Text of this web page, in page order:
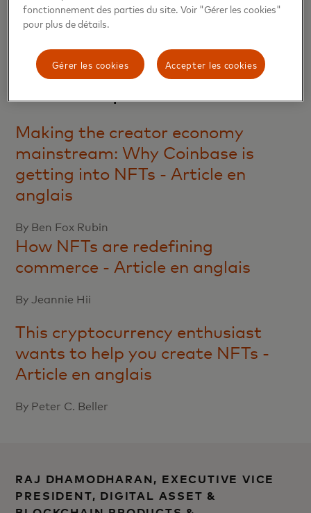
Rien de bien compliqué. Notre mission : vous simplifier la vie.
Making the creator economy
mainstream: Why Coinbase is
getting into NFTs - Article en
anglais
By Ben Fox Rubin
How NFTs are redefining
commerce - Article en anglais
By Jeannie Hii
This cryptocurrency enthusiast
wants to help you create NFTs -
Article en anglais
By Peter C. Beller
RAJ DHAMODHARAN, EXECUTIVE VICE
PRESIDENT, DIGITAL ASSET &
fonctionnement des parties du site. Voir "Gérer les cookies"
pour plus de détails.
Accepter les cookies
Gérer les cookies